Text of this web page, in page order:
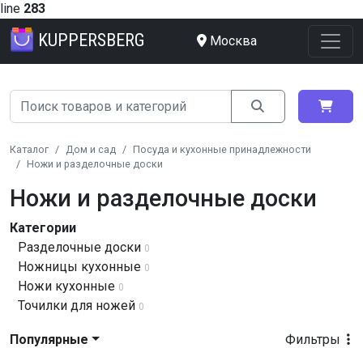
line 283
KUPPERSBERG Москва
Каталог Дом и сад
Посуда и кухонные принадлежности
Ножи и разделочные доски
Ножи и разделочные доски
Категории
Разделочные доски 0
Ножницы кухонные 0
Ножи кухонные 0
Точилки для ножей 0
Фильтры
Популярные